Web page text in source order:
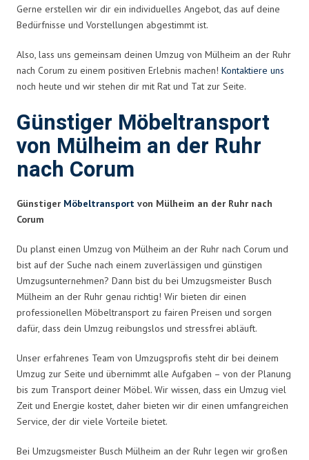
Gerne erstellen wir dir ein individuelles Angebot, das auf deine
Bedürfnisse und Vorstellungen abgestimmt ist.
Also, lass uns gemeinsam deinen Umzug von Mülheim an der Ruhr
nach Corum zu einem positiven Erlebnis machen! Kontaktiere uns
noch heute und wir stehen dir mit Rat und Tat zur Seite.
Günstiger Möbeltransport
von Mülheim an der Ruhr
nach Corum
Günstiger Möbeltransport von Mülheim an der Ruhr nach
Corum
Du planst einen Umzug von Mülheim an der Ruhr nach Corum und
bist auf der Suche nach einem zuverlässigen und günstigen
Umzugsunternehmen? Dann bist du bei Umzugsmeister Busch
Mülheim an der Ruhr genau richtig! Wir bieten dir einen
professionellen Möbeltransport zu fairen Preisen und sorgen
dafür, dass dein Umzug reibungslos und stressfrei abläuft.
Unser erfahrenes Team von Umzugsprofis steht dir bei deinem
Umzug zur Seite und übernimmt alle Aufgaben – von der Planung
bis zum Transport deiner Möbel. Wir wissen, dass ein Umzug viel
Zeit und Energie kostet, daher bieten wir dir einen umfangreichen
Service, der dir viele Vorteile bietet.
Bei Umzugsmeister Busch Mülheim an der Ruhr legen wir großen